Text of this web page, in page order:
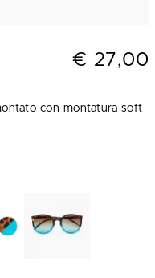
€ 27,00
con montatura soft